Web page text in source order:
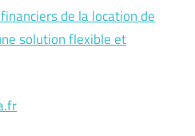
de la location de
solution flexible et